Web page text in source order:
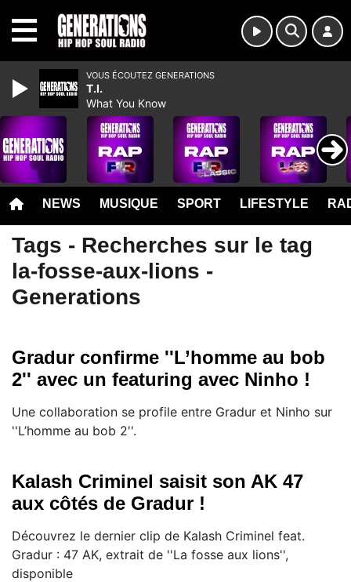
NEWS MUSIQUE SPORT LIFESTYLE
Tags - Recherches sur le tag
la-fosse-aux-lions -
Generations
Gradur confirme ''L’homme au bob
2'' avec un featuring avec Ninho ! ​​​​​​​
Une collaboration se profile entre Gradur et Ninho sur
''L’homme au bob 2''.
Kalash Criminel saisit son AK 47
aux côtés de Gradur !
Découvrez le dernier clip de Kalash Criminel feat.
Gradur : 47 AK, extrait de ''La fosse aux lions'',
disponible
VOUS ÉCOUTEZ GENERATIONS
T.I.
What You Know